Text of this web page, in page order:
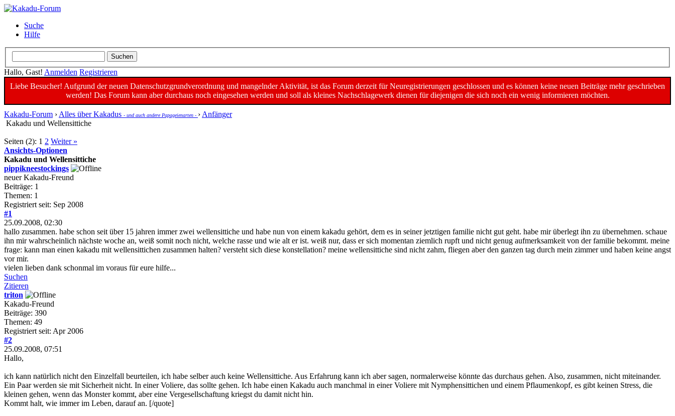
Suche
Hilfe
Hallo, Gast! Anmelden Registrieren
Liebe Besucher! Aufgrund der neuen Datenschutzgrundverordnung und mangelnder Aktivität, ist das Forum derzeit für Neuregistrierungen geschlossen und es können keine neuen Beiträge mehr geschrieben
werden! Das Forum kann aber durchaus noch eingesehen werden und soll als kleines Nachschlagewerk dienen für diejenigen die sich noch ein wenig informieren möchten.
Kakadu-Forum › Alles über Kakadus - und auch andere Papageienarten - › Anfänger
Kakadu und Wellensittiche
Seiten (2): 1 2 Weiter »
Ansichts-Optionen
Kakadu und Wellensittiche
pippikneestockings
neuer Kakadu-Freund
Beiträge: 1
Themen: 1
Registriert seit: Sep 2008
#1
25.09.2008, 02:30
hallo zusammen. habe schon seit über 15 jahren immer zwei wellensittiche und habe nun von einem kakadu gehört, dem es in seiner jetztigen familie nicht gut geht. habe mir überlegt ihn zu übernehmen. schaue
ihn mir wahrscheinlich nächste woche an, weiß somit noch nicht, welche rasse und wie alt er ist. weiß nur, dass er sich momentan ziemlich rupft und nicht genug aufmerksamkeit von der familie bekommt. meine
frage: kann man einen kakadu mit wellensittichen zusammen halten? versteht sich diese konstellation? meine wellensittiche sind nicht zahm, fliegen aber den ganzen tag durch mein zimmer und haben keine angst
vor mir.
vielen lieben dank schonmal im voraus für eure hilfe...
Suchen
Zitieren
triton
Kakadu-Freund
Beiträge: 390
Themen: 49
Registriert seit: Apr 2006
#2
25.09.2008, 07:51
Hallo,
ich kann natürlich nicht den Einzelfall beurteilen, ich habe selber auch keine Wellensittiche. Aus Erfahrung kann ich aber sagen, normalerweise könnte das durchaus gehen. Also, zusammen, nicht miteinander.
Ein Paar werden sie mit Sicherheit nicht. In einer Voliere, das sollte gehen. Ich habe einen Kakadu auch manchmal in einer Voliere mit Nymphensittichen und einem Pflaumenkopf, es gibt keinen Stress, die
kleinen gehen, wenn das Monster kommt, aber eine Vergesellschaftung kriegst du damit nicht hin.
Kommt halt, wie immer im Leben, darauf an. [/quote]